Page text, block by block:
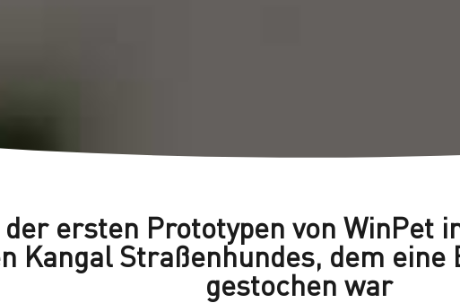
der ersten Prototypen von WinPet
Kangal Straßenhundes, dem eine
gestochen war